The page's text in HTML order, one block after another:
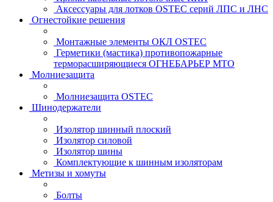
Аксессуары для лотков OSTEC серий ЛПС и ЛНС
Огнестойкие решения
Монтажные элементы ОКЛ OSTEC
Герметики (мастика) противопожарные
терморасширяющиеся ОГНЕБАРЬЕР МТО
Молниезащита
Молниезащита OSTEC
Шинодержатели
Изолятор шинный плоский
Изолятор силовой
Изолятор шины
Комплектующие к шинным изоляторам
Метизы и хомуты
Болты